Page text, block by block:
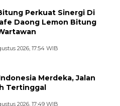
Perkuat Sinergi Di
Daong Lemon Bitung
2026, 17:54 WIB
Merdeka, Jalan
Tertinggal
2026, 17:49 WIB